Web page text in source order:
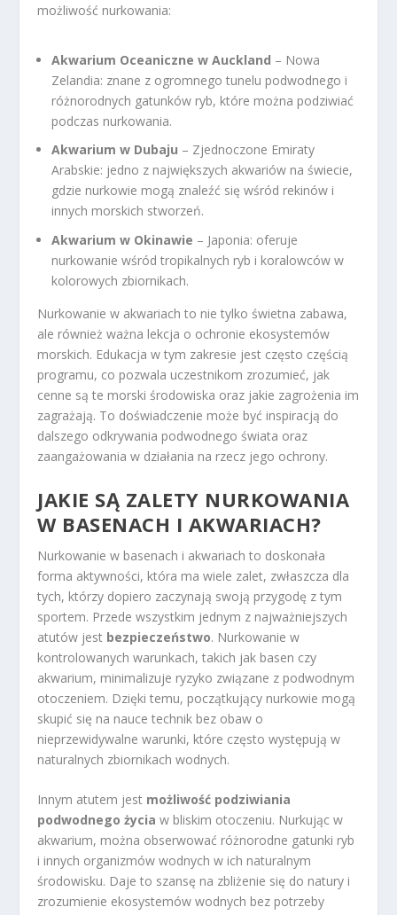
możliwość nurkowania:
Akwarium Oceaniczne w Auckland – Nowa
Zelandia: znane z ogromnego tunelu podwodnego i
różnorodnych gatunków ryb, które można podziwiać
podczas nurkowania.
Akwarium w Dubaju – Zjednoczone Emiraty
Arabskie: jedno z największych akwariów na świecie,
gdzie nurkowie mogą znaleźć się wśród rekinów i
innych morskich stworzeń.
Akwarium w Okinawie – Japonia: oferuje
nurkowanie wśród tropikalnych ryb i koralowców w
kolorowych zbiornikach.
Nurkowanie w akwariach to nie tylko świetna zabawa,
ale również ważna lekcja o ochronie ekosystemów
morskich. Edukacja w tym zakresie jest często częścią
programu, co pozwala uczestnikom zrozumieć, jak
cenne są te morski środowiska oraz jakie zagrożenia im
zagrażają. To doświadczenie może być inspiracją do
dalszego odkrywania podwodnego świata oraz
zaangażowania w działania na rzecz jego ochrony.
JAKIE SĄ ZALETY NURKOWANIA
W BASENACH I AKWARIACH?
Nurkowanie w basenach i akwariach to doskonała
forma aktywności, która ma wiele zalet, zwłaszcza dla
tych, którzy dopiero zaczynają swoją przygodę z tym
sportem. Przede wszystkim jednym z najważniejszych
atutów jest bezpieczeństwo. Nurkowanie w
kontrolowanych warunkach, takich jak basen czy
akwarium, minimalizuje ryzyko związane z podwodnym
otoczeniem. Dzięki temu, początkujący nurkowie mogą
skupić się na nauce technik bez obaw o
nieprzewidywalne warunki, które często występują w
naturalnych zbiornikach wodnych.
Innym atutem jest możliwość podziwiania
podwodnego życia w bliskim otoczeniu. Nurkując w
akwarium, można obserwować różnorodne gatunki ryb
i innych organizmów wodnych w ich naturalnym
środowisku. Daje to szansę na zbliżenie się do natury i
zrozumienie ekosystemów wodnych bez potrzeby